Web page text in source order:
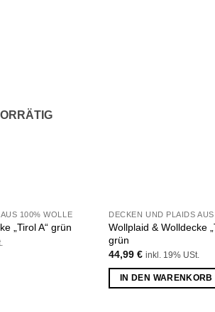
100% WOLLE
„Tirol A“ grün
DECKEN UND PLAIDS
Wollplaid & Wolldecke
grün
44,99€ inkl. 19% USt.
IN DEN WARENKORB